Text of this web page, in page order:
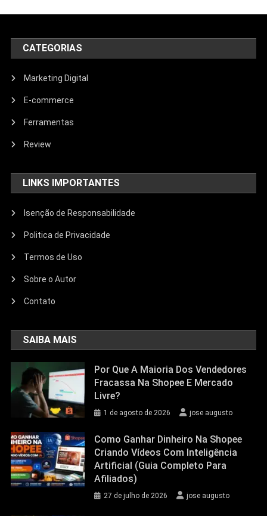
CATEGORIAS
Marketing Digital
E-commerce
Ferramentas
Review
LINKS IMPORTANTES
Isenção de Responsabilidade
Politica de Privacidade
Termos de Uso
Sobre o Autor
Contato
SAIBA MAIS
Por Que A Maioria Dos Vendedores
Fracassa Na Shopee E Mercado
Livre?
1 de agosto de 2026 jose augusto
Como Ganhar Dinheiro Na Shopee
Criando Vídeos Com Inteligência
Artificial (Guia Completo Para
Afiliados)
27 de julho de 2026 jose augusto